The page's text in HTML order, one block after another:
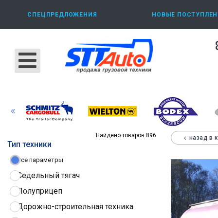
СПЕЦПРЕДЛОЖЕНИЯ НОВЫЕ
Найдено товаров:896
Тип техники
Все параметры
Седельный тягач
Полуприцеп
Дорожно-строительная техника
назад в